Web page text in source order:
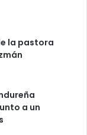
la pastora
a un